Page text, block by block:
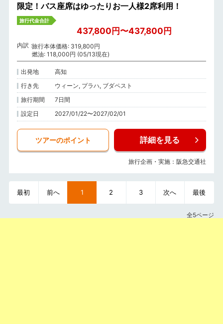
限定！バス座席はゆったりお一人様2席利用！
旅行代金合計
437,800円〜437,800円
内訳 旅行本体価格: 319,800円
燃油: 118,000円 (05/13現在)
出発地
高知
行き先
ウィーン, プラハ, ブダペスト
旅行期間
7日間
設定日
2027/01/22〜2027/02/01
ツアーのポイント 詳細を見る
旅行企画・実施：阪急交通社
最初 前へ 1 2 3 次へ 最後
全5ページ